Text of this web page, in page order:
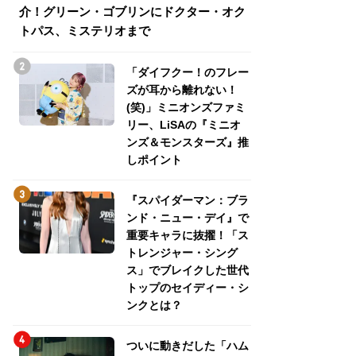
介！グリーン・ゴブリンにドクター・オク
トパス、ミステリオまで
「ダイフクー！のフレー
ズが耳から離れない！
(笑)」ミニオンズファミ
リー、LiSAの『ミニオ
ンズ＆モンスターズ』推
しポイント
『スパイダーマン：ブラ
ンド・ニュー・デイ』で
重要キャラに抜擢！「ス
トレンジャー・シング
ス」でブレイクした世代
トップのセイディー・シ
ンクとは？
ついに動きだした「ハム